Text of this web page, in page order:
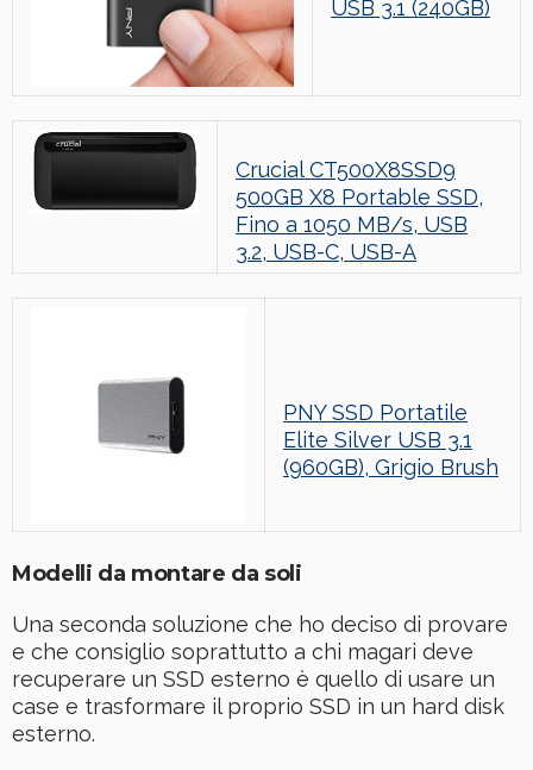
USB 3.1 (240GB)
Crucial CT500X8SSD9
500GB X8 Portable SSD,
Fino a 1050 MB/s, USB
3.2, USB-C, USB-A
PNY SSD Portatile
Elite Silver USB 3.1
(960GB), Grigio Brush
Modelli da montare da soli
Una seconda soluzione che ho deciso di provare
e che consiglio soprattutto a chi magari deve
recuperare un SSD esterno è quello di usare un
case e trasformare il proprio SSD in un hard disk
esterno.